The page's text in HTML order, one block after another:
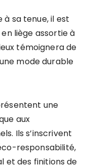
sa tenue, il est
liège assortie à
témoignera de
mode durable
une
aux
Ils s’inscrivent
responsabilité,
et des finitions de